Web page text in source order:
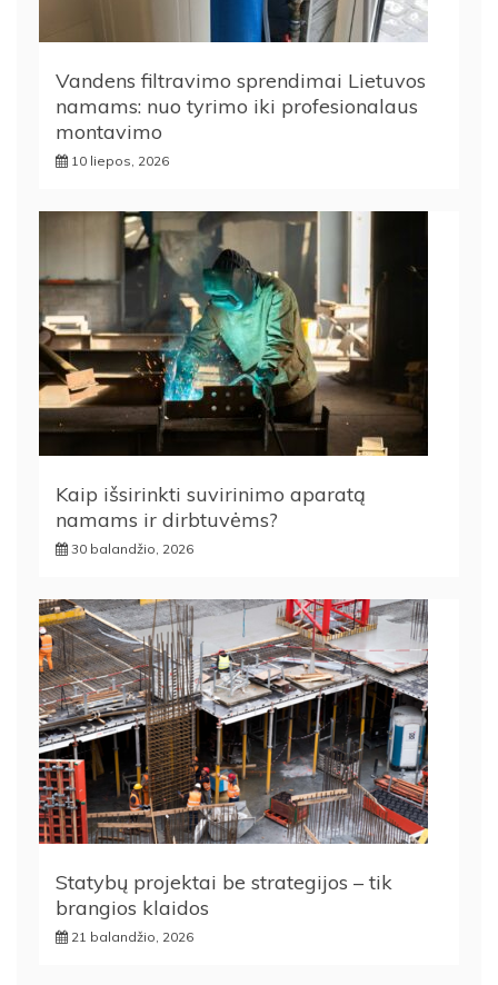
Vandens filtravimo sprendimai Lietuvos
namams: nuo tyrimo iki profesionalaus
montavimo
10 liepos, 2026
Kaip išsirinkti suvirinimo aparatą
namams ir dirbtuvėms?
30 balandžio, 2026
Statybų projektai be strategijos – tik
brangios klaidos
21 balandžio, 2026